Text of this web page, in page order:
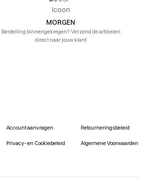
MORGEN
Bestelling binnengekregen? Verzend de artikelen
direct naar jouw klant
Account aanvragen
Privacy- en Cookiebeleid
Retourneringsbeleid
Algemene Voorwaarden